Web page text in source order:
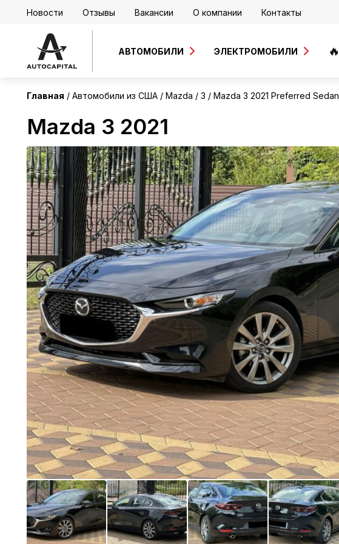
Новости Отзывы Вакансии О компании Контакты
АВТОМОБИЛИ ЭЛЕКТРОМОБИЛИ
Главная Автомобили из США Mazda 3 Mazda 3 2021 Preferred Sedan
Mazda 3 2021